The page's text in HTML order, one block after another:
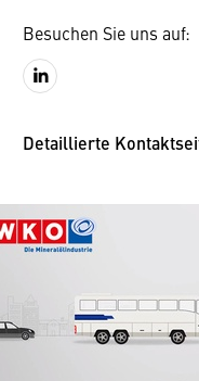
Besuchen Sie uns auf:
Detaillierte